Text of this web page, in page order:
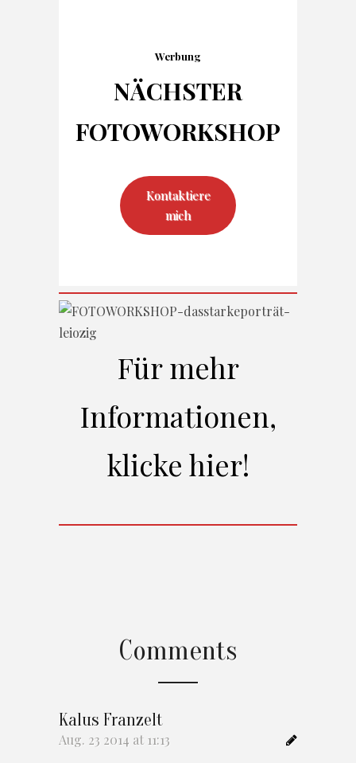
Werbung
NÄCHSTER
FOTOWORKSHOP
Kontaktiere
mich
Für mehr
Informationen,
klicke hier!
Comments
Kalus Franzelt
Aug. 23 2014 at 11:13